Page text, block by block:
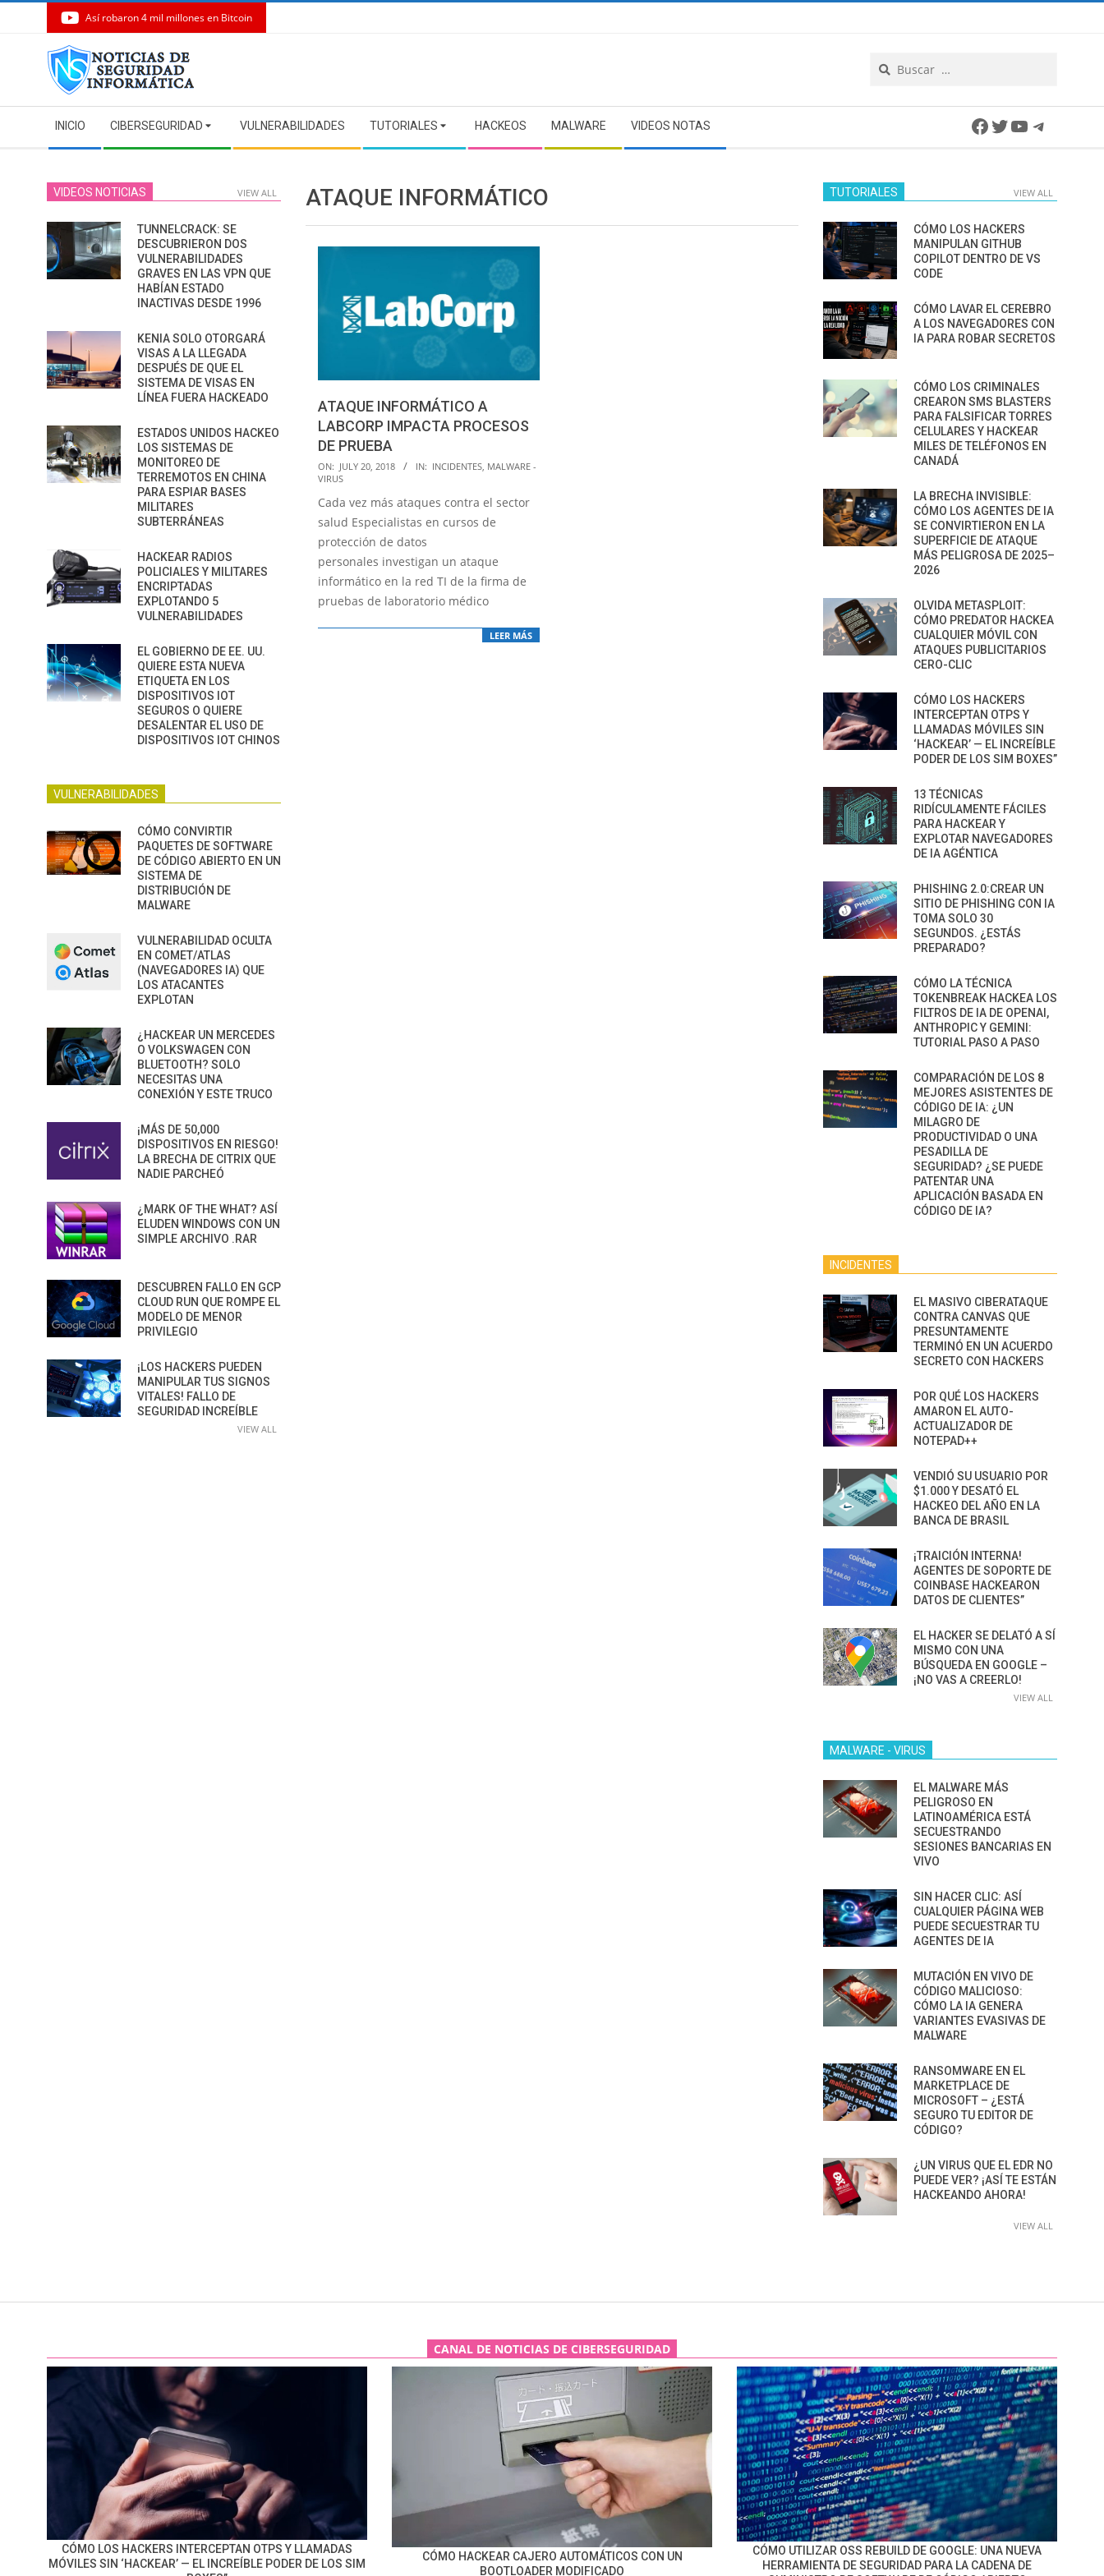
Así robaron 4 mil millones en Bitcoin
Navigation
Menu
INICIO CIBERSEGURIDAD VULNERABILIDADES TUTORIALES HACKEOS MALWARE VIDEOS NOTAS Facebook
Twitter
YouTube
ATAQUE INFORMÁTICO
ATAQUE INFORMÁTICO A
LABCORP IMPACTA PROCESOS
DE PRUEBA
2018-
07-
20
ON: JULY 20, 2018 IN: INCIDENTES, MALWARE -
VIRUS
Cada vez más ataques contra el sector
salud Especialistas en cursos de
protección de datos
personales investigan un ataque
informático en la red TI de la firma de
pruebas de laboratorio médico
LEER MÁS
VIDEOS NOTICIAS VIEW ALL
TUNNELCRACK: SE
DESCUBRIERON DOS
VULNERABILIDADES
GRAVES EN LAS VPN QUE
HABÍAN ESTADO
INACTIVAS DESDE 1996
KENIA SOLO OTORGARÁ
VISAS A LA LLEGADA
DESPUÉS DE QUE EL
SISTEMA DE VISAS EN
LÍNEA FUERA HACKEADO
ESTADOS UNIDOS HACKEO
LOS SISTEMAS DE
MONITOREO DE
TERREMOTOS EN CHINA
PARA ESPIAR BASES
MILITARES
SUBTERRÁNEAS
HACKEAR RADIOS
POLICIALES Y MILITARES
ENCRIPTADAS
EXPLOTANDO 5
VULNERABILIDADES
EL GOBIERNO DE EE. UU.
QUIERE ESTA NUEVA
ETIQUETA EN LOS
DISPOSITIVOS IOT
SEGUROS O QUIERE
DESALENTAR EL USO DE
DISPOSITIVOS IOT CHINOS
VULNERABILIDADES
CÓMO CONVIRTIR
PAQUETES DE SOFTWARE
DE CÓDIGO ABIERTO EN UN
SISTEMA DE
DISTRIBUCIÓN DE
MALWARE
VULNERABILIDAD OCULTA
EN COMET/ATLAS
(NAVEGADORES IA) QUE
LOS ATACANTES
EXPLOTAN
¿HACKEAR UN MERCEDES
O VOLKSWAGEN CON
BLUETOOTH? SOLO
NECESITAS UNA
CONEXIÓN Y ESTE TRUCO
¡MÁS DE 50,000
DISPOSITIVOS EN RIESGO!
LA BRECHA DE CITRIX QUE
NADIE PARCHEÓ
¿MARK OF THE WHAT? ASÍ
ELUDEN WINDOWS CON UN
SIMPLE ARCHIVO .RAR
DESCUBREN FALLO EN GCP
CLOUD RUN QUE ROMPE EL
MODELO DE MENOR
PRIVILEGIO
¡LOS HACKERS PUEDEN
MANIPULAR TUS SIGNOS
VITALES! FALLO DE
SEGURIDAD INCREÍBLE
VIEW ALL
TUTORIALES VIEW ALL
CÓMO LOS HACKERS
MANIPULAN GITHUB
COPILOT DENTRO DE VS
CODE
CÓMO LAVAR EL CEREBRO
A LOS NAVEGADORES CON
IA PARA ROBAR SECRETOS
CÓMO LOS CRIMINALES
CREARON SMS BLASTERS
PARA FALSIFICAR TORRES
CELULARES Y HACKEAR
MILES DE TELÉFONOS EN
CANADÁ
LA BRECHA INVISIBLE:
CÓMO LOS AGENTES DE IA
SE CONVIRTIERON EN LA
SUPERFICIE DE ATAQUE
MÁS PELIGROSA DE 2025–
2026
OLVIDA METASPLOIT:
CÓMO PREDATOR HACKEA
CUALQUIER MÓVIL CON
ATAQUES PUBLICITARIOS
CERO-CLIC
CÓMO LOS HACKERS
INTERCEPTAN OTPS Y
LLAMADAS MÓVILES SIN
‘HACKEAR’ — EL INCREÍBLE
PODER DE LOS SIM BOXES”
13 TÉCNICAS
RIDÍCULAMENTE FÁCILES
PARA HACKEAR Y
EXPLOTAR NAVEGADORES
DE IA AGÉNTICA
PHISHING 2.0:CREAR UN
SITIO DE PHISHING CON IA
TOMA SOLO 30
SEGUNDOS. ¿ESTÁS
PREPARADO?
CÓMO LA TÉCNICA
TOKENBREAK HACKEA LOS
FILTROS DE IA DE OPENAI,
ANTHROPIC Y GEMINI:
TUTORIAL PASO A PASO
COMPARACIÓN DE LOS 8
MEJORES ASISTENTES DE
CÓDIGO DE IA: ¿UN
MILAGRO DE
PRODUCTIVIDAD O UNA
PESADILLA DE
SEGURIDAD? ¿SE PUEDE
PATENTAR UNA
APLICACIÓN BASADA EN
CÓDIGO DE IA?
INCIDENTES
EL MASIVO CIBERATAQUE
CONTRA CANVAS QUE
PRESUNTAMENTE
TERMINÓ EN UN ACUERDO
SECRETO CON HACKERS
POR QUÉ LOS HACKERS
AMARON EL AUTO-
ACTUALIZADOR DE
NOTEPAD++
VENDIÓ SU USUARIO POR
$1.000 Y DESATÓ EL
HACKEO DEL AÑO EN LA
BANCA DE BRASIL
¡TRAICIÓN INTERNA!
AGENTES DE SOPORTE DE
COINBASE HACKEARON
DATOS DE CLIENTES”
EL HACKER SE DELATÓ A SÍ
MISMO CON UNA
BÚSQUEDA EN GOOGLE –
¡NO VAS A CREERLO!
VIEW ALL
MALWARE - VIRUS
EL MALWARE MÁS
PELIGROSO EN
LATINOAMÉRICA ESTÁ
SECUESTRANDO
SESIONES BANCARIAS EN
VIVO
SIN HACER CLIC: ASÍ
CUALQUIER PÁGINA WEB
PUEDE SECUESTRAR TU
AGENTES DE IA
MUTACIÓN EN VIVO DE
CÓDIGO MALICIOSO:
CÓMO LA IA GENERA
VARIANTES EVASIVAS DE
MALWARE
RANSOMWARE EN EL
MARKETPLACE DE
MICROSOFT – ¿ESTÁ
SEGURO TU EDITOR DE
CÓDIGO?
¿UN VIRUS QUE EL EDR NO
PUEDE VER? ¡ASÍ TE ESTÁN
HACKEANDO AHORA!
VIEW ALL
CANAL DE NOTICIAS DE CIBERSEGURIDAD
CÓMO LOS HACKERS INTERCEPTAN OTPS Y LLAMADAS
MÓVILES SIN ‘HACKEAR’ — EL INCREÍBLE PODER DE LOS SIM
CÓMO HACKEAR CAJERO AUTOMÁTICOS CON UN
BOOTLOADER MODIFICADO
CÓMO UTILIZAR OSS REBUILD DE GOOGLE: UNA NUEVA
HERRAMIENTA DE SEGURIDAD PARA LA CADENA DE